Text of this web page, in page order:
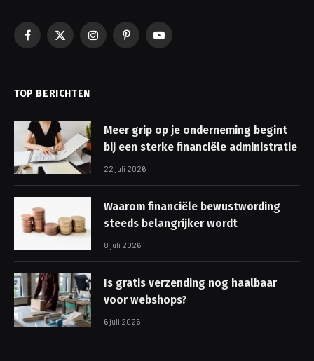
Facebook
X
InstagramPinterestYouTube
TOP BERICHTEN
Meer grip op je onderneming begint
bij een sterke financiële administratie
22 juli 2026
Waarom financiële bewustwording
steeds belangrijker wordt
8 juli 2026
Is gratis verzending nog haalbaar
voor webshops?
6 juli 2026